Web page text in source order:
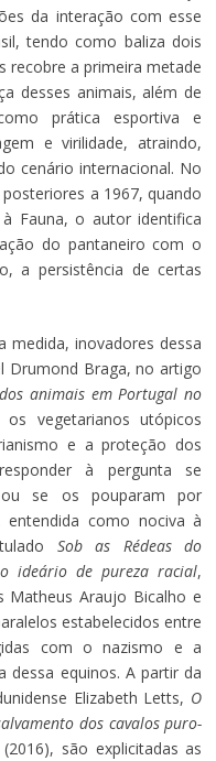
da interação com esse
tendo como baliza dois
recobre a primeira metade
desses animais, além de
prática esportiva e
e virilidade, atraindo,
cenário internacional. No
a 1967, quando
Fauna, o autor identifica
do pantaneiro com o
a persistência de certas
medida, inovadores dessa
Drumond Braga, no artigo
animais em Portugal no
vegetarianos utópicos
e a proteção dos
à pergunta se
ou se os pouparam por
como nociva à
Sob as Rédeas do
ideário de pureza racial,
Matheus Araujo Bicalho e
estabelecidos entre
com o nazismo e a
equinos. A partir da
Elizabeth Letts, O
dos cavalos puro-
são explicitadas as